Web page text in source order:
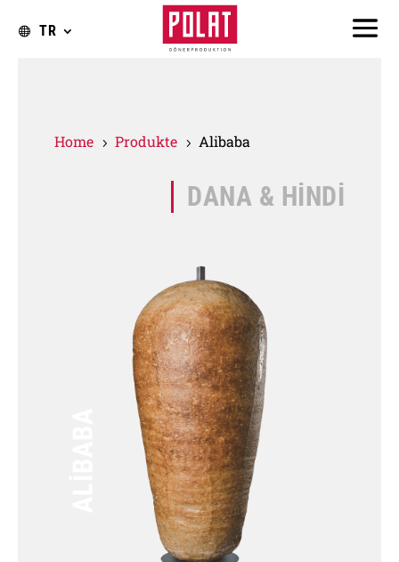
TR
Home 5 Produkte 5 Alibaba
DANA & HİNDİ